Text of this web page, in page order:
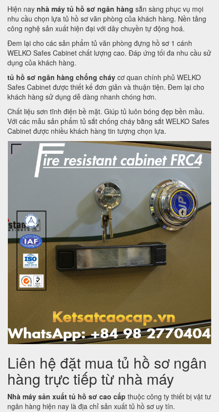
Hiện nay nhà máy tủ hồ sơ ngân hàng sẵn sàng phục vụ mọi
nhu cầu chọn lựa tủ hồ sơ văn phòng của khách hàng. Nền tảng
công nghệ sản xuất hiện đại với dây chuyền tự động hoá.
Đem lại cho các sản phẩm tủ văn phòng đựng hồ sơ 1 cánh
WELKO Safes Cabinet chất lượng cao. Đáp ứng tối đa nhu cầu sử
dụng của khách hàng.
tủ hồ sơ ngân hàng chống cháy cơ quan chính phủ WELKO
Safes Cabinet được thiết kế đơn giản và thuận tiện. Đem lại cho
khách hàng sử dụng dễ dàng nhanh chóng hơn.
Chất liệu sơn tĩnh điện bề mặt. Giúp tủ luôn bóng đẹp bền mầu.
Với các mẫu sản phẩm tủ sắt chống cháy bằng sắt WELKO Safes
Cabinet được nhiều khách hàng tin tượng chọn lựa.
Liên hệ đặt mua tủ hồ sơ ngân
hàng trực tiếp từ nhà máy
Nhà máy sản xuất tủ hồ sơ cao cấp thuộc công ty thiết bị vật tư
ngân hàng hiện nay là địa chỉ sản xuất tủ hồ sơ uy tín.